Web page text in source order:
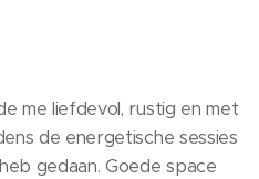
me liefdevol, rustig en met
de energetische sessies
gedaan. Goede space